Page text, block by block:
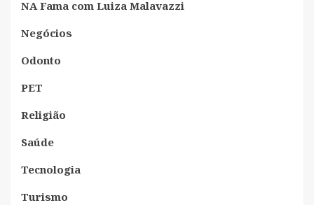
NA Fama com Luiza Malavazzi
Negócios
Odonto
PET
Religião
Saúde
Tecnologia
Turismo